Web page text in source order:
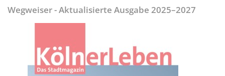
Wegweiser - Aktualisierte Ausgabe 2025–2027